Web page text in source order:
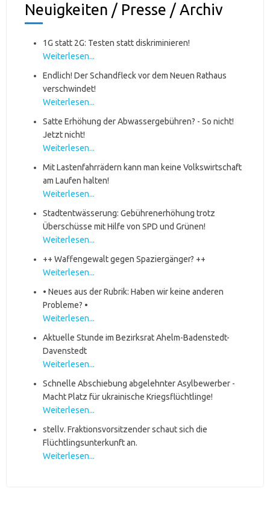
Neuigkeiten / Presse / Archiv
1G statt 2G: Testen statt diskriminieren!
Weiterlesen...
Endlich! Der Schandfleck vor dem Neuen Rathaus
verschwindet!
Weiterlesen...
Satte Erhöhung der Abwassergebühren? - So nicht!
Jetzt nicht!
Weiterlesen...
Mit Lastenfahrrädern kann man keine Volkswirtschaft
am Laufen halten!
Weiterlesen...
Stadtentwässerung: Gebührenerhöhung trotz
Überschüsse mit Hilfe von SPD und Grünen!
Weiterlesen...
++ Waffengewalt gegen Spaziergänger? ++
Weiterlesen...
• Neues aus der Rubrik: Haben wir keine anderen
Probleme? •
Weiterlesen...
Aktuelle Stunde im Bezirksrat Ahelm-Badenstedt-
Davenstedt
Weiterlesen...
Schnelle Abschiebung abgelehnter Asylbewerber -
Macht Platz für ukrainische Kriegsflüchtlinge!
Weiterlesen...
stellv. Fraktionsvorsitzender schaut sich die
Flüchtlingsunterkunft an.
Weiterlesen...